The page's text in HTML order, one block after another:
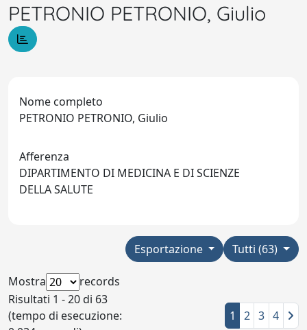
PETRONIO PETRONIO, Giulio
Nome completo
PETRONIO PETRONIO, Giulio
Afferenza
DIPARTIMENTO DI MEDICINA E DI SCIENZE
DELLA SALUTE
Tutti (63)
Esportazione
Mostra
records
Risultati 1 - 20 di 63
(tempo di esecuzione:
1 2 3 4